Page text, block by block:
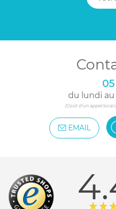
du lundi au
(Coût d'un appel local
EMAIL